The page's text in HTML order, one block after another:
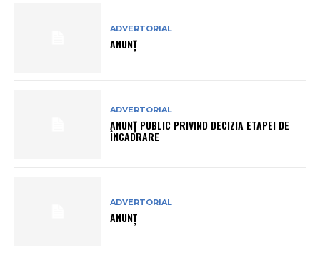
ADVERTORIAL
ANUNȚ
ADVERTORIAL
ANUNŢ PUBLIC PRIVIND DECIZIA ETAPEI DE
ÎNCADRARE
ADVERTORIAL
ANUNȚ